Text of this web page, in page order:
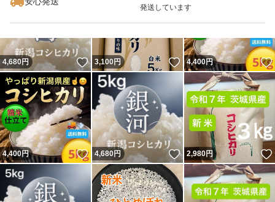
発送しています
4,680円 いいね！
3,100円 いいね！
4,400円
4,400円 いいね！
4,680円 いいね！
2,980円